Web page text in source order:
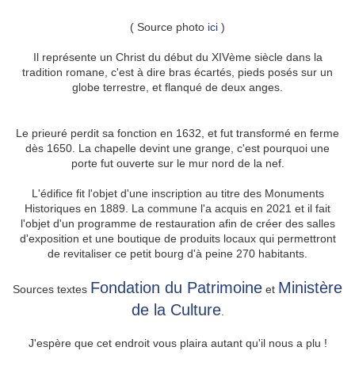
( Source photo ici )
Il représente un Christ du début du XIVème siècle dans la
tradition romane, c'est à dire bras écartés, pieds posés sur un
globe terrestre, et flanqué de deux anges.
Le prieuré perdit sa fonction en 1632, et fut transformé en ferme
dès 1650. La chapelle devint une grange, c'est pourquoi une
porte fut ouverte sur le mur nord de la nef.
L'édifice fit l'objet d'une inscription au titre des Monuments
Historiques en 1889. La commune l'a acquis en 2021 et il fait
l'objet d'un programme de restauration afin de créer des salles
d'exposition et une boutique de produits locaux qui permettront
de revitaliser ce petit bourg d'à peine 270 habitants.
Sources textes Fondation du Patrimoine et Ministère
de la Culture.
J'espère que cet endroit vous plaira autant qu'il nous a plu !